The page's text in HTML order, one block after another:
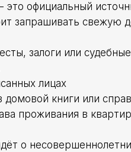
это официальный
запрашивать свежую
залоги или
лицах
домовой книги или
проживания в
о